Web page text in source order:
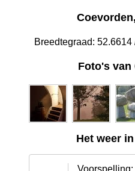
Breedtegraad:
Foto's van
Het weer